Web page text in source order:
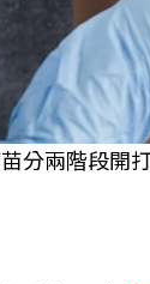
分兩階段開